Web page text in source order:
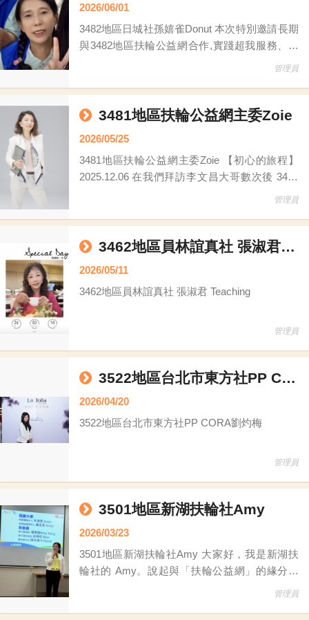
2026/06/01
3482地區日城社孫嬉雀Donut 本次特別邀請長期
與3482地區扶輪公益網合作,實踐超我服務、愛
心滿滿的日城社孫嬉雀Donut社友為我們談談參
資源外，並不斷身體力行給予弱勢家庭關懷是我
們公益網的好榜樣之一，請大家不吝給予鼓勵和
們！開著陪伴我們多年辛勞愛車出發囉！人事依
舊但耳邊卻傳來陣陣救護車的鳴笛聲！
管理員
3481地區扶輪公益網主委Zoie
2026/05/25
3481地區扶輪公益網主委Zoie 【初心的旅程】
2025.12.06 在我們拜訪李文昌大哥數次後 3481
小圓點 協助李大哥汐止倉庫----那存放了許多愛
心二手物資的善緣坊 把二手物資上傳到扶輪公
管理員
3462地區員林誼真社 張淑君 Teaching
2026/05/11
3462地區員林誼真社 張淑君 Teaching
管理員
3522地區台北市東方社PP CORA劉灼梅
2026/04/20
3522地區台北市東方社PP CORA劉灼梅
管理員
3501地區新湖扶輪社Amy
2026/03/23
3501地區新湖扶輪社Amy 大家好，我是新湖扶
輪社的 Amy。說起與「扶輪公益網」的緣分，
管理員